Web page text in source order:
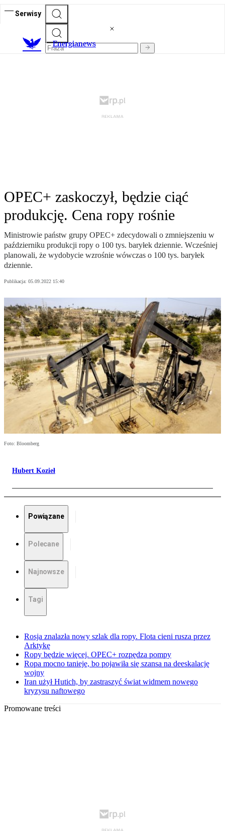
Serwisy
Energianews
OPEC+ zaskoczył, będzie ciąć
produkcję. Cena ropy rośnie
Ministrowie państw grupy OPEC+ zdecydowali o zmniejszeniu w
październiku produkcji ropy o 100 tys. baryłek dziennie. Wcześniej
planowali, że wydobycie wzrośnie wówczas o 100 tys. baryłek
dziennie.
Publikacja: 05.09.2022 15:40
Foto: Bloomberg
Hubert Kozieł
Powiązane
Polecane
Najnowsze
Tagi
Rosja znalazła nowy szlak dla ropy. Flota cieni rusza przez
Arktykę
Ropy będzie więcej. OPEC+ rozpędza pompy
Ropa mocno tanieje, bo pojawiła się szansa na deeskalację
wojny
Iran użył Hutich, by zastraszyć świat widmem nowego
kryzysu naftowego
Promowane treści